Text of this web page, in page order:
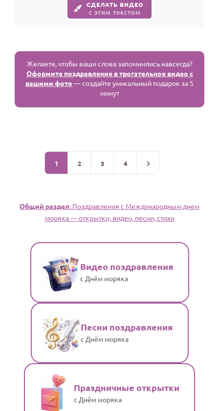
СДЕЛАТЬ ВИДЕО
с этим текстом
Желаете, чтобы ваши слова запомнились навсегда?
Оформите поздравление в трогательное видео с
вашими фото — создайте уникальный подарок за 5
минут
1 2 3 4
Общий раздел: Поздравления с Международным днем
моряка — открытки, видео, песни, стихи
Видео поздравления
с Днём моряка
Песни поздравления
с Днём моряка
Праздничные открытки
с Днём моряка